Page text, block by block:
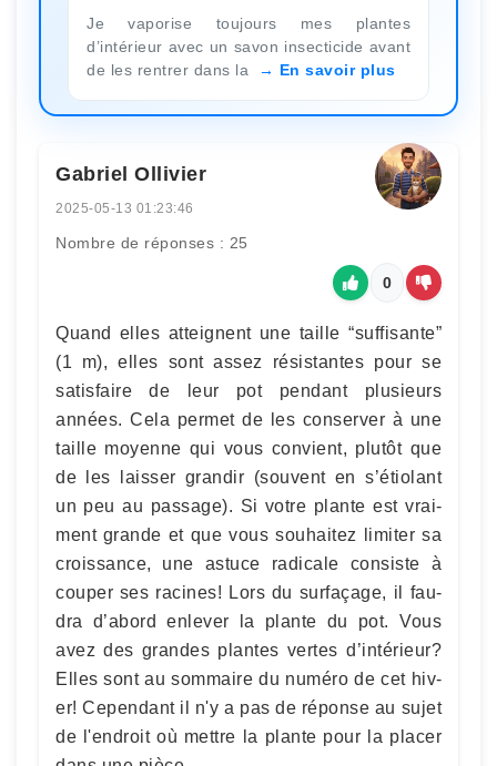
Je vaporise toujours mes plantes
d’intérieur avec un savon insecticide avant
de les rentrer dans la
En savoir plus
Gabriel Ollivier
2025-05-13 01:23:46
Nombre de réponses : 25
0
Quand elles atteignent une taille “suff­isante”
(1 m), elles sont assez résis­tantes pour se
sat­is­faire de leur pot pen­dant plusieurs
années. Cela per­met de les con­serv­er à une
taille moyenne qui vous con­vient, plutôt que
de les laiss­er grandir (sou­vent en s’étiolant
un peu au pas­sage). Si votre plante est vrai­
ment grande et que vous souhaitez lim­iter sa
crois­sance, une astuce rad­i­cale con­siste à
couper ses racines! Lors du sur­façage, il fau­
dra d’abord enlever la plante du pot. Vous
avez des grandes plantes vertes d’in­térieur?
Elles sont au som­maire du numéro de cet hiv­
er! Cependant il n'y a pas de réponse au sujet
de l'endroit où mettre la plante pour la placer